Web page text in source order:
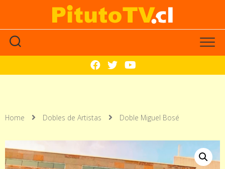
Home Dobles de Artistas Doble Miguel Bosé